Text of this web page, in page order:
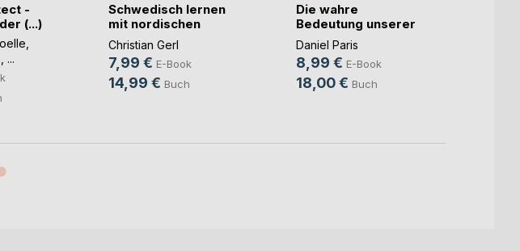
-
(...)
, ...
Schwedisch lernen
mit nordischen
Mythen
Christian Gerl
7,99 € E-Book
14,99 € Buch
Die wahre
Bedeutung unserer
Ortsnamen
Daniel Paris
8,99 € E-Book
18,00 € Buch